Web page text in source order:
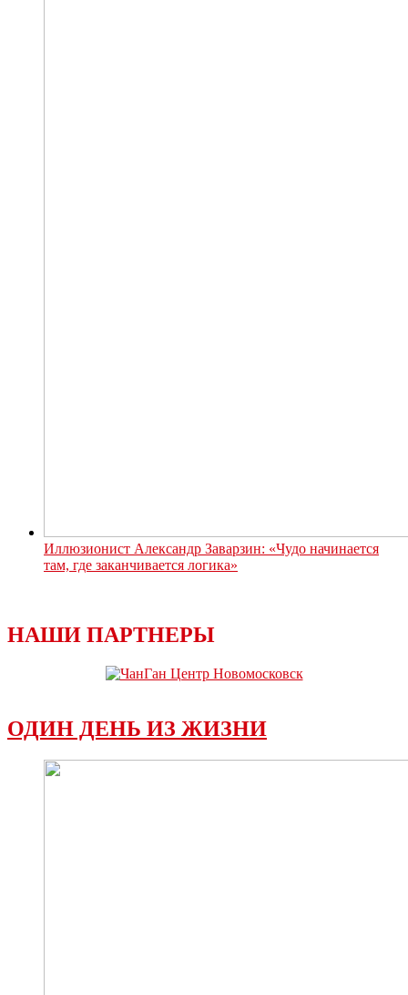
Иллюзионист Александр Заварзин: «Чудо начинается
там, где заканчивается логика»
НАШИ ПАРТНЕРЫ
ОДИН ДЕНЬ ИЗ ЖИЗНИ